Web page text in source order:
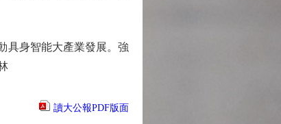
身智能大產業發展。強
讀大公報PDF版面